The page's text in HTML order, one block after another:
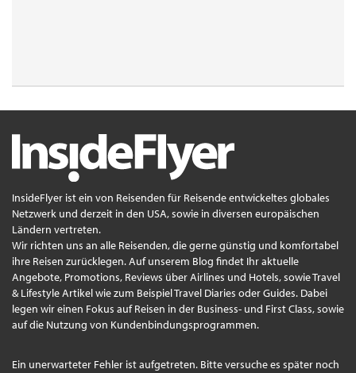
InsideFlyer ist ein von Reisenden für Reisende entwickeltes globales
Netzwerk und derzeit in den USA, sowie in diversen europäischen
Ländern vertreten.
Wir richten uns an alle Reisenden, die gerne günstig und komfortabel
ihre Reisen zurücklegen. Auf unserem Blog findet Ihr aktuelle
Angebote, Promotions, Reviews über Airlines und Hotels, sowie Travel
& Lifestyle Artikel wie zum Beispiel Travel Diaries oder Guides. Dabei
legen wir einen Fokus auf Reisen in der Business- und First Class, sowie
auf die Nutzung von Kundenbindungsprogrammen.
Ein unerwarteter Fehler ist aufgetreten. Bitte versuche es später noch